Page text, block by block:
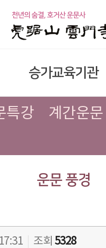
승가교육기관
특강
계간운문
운문 풍경
조회 5328